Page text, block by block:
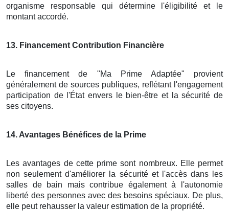
organisme responsable qui détermine l'éligibilité et le
montant accordé.
13. Financement Contribution Financière
Le financement de "Ma Prime Adaptée" provient
généralement de sources publiques, reflétant l'engagement
participation de l'État envers le bien-être et la sécurité de
ses citoyens.
14. Avantages Bénéfices de la Prime
Les avantages de cette prime sont nombreux. Elle permet
non seulement d'améliorer la sécurité et l'accès dans les
salles de bain mais contribue également à l'autonomie
liberté des personnes avec des besoins spéciaux. De plus,
elle peut rehausser la valeur estimation de la propriété.